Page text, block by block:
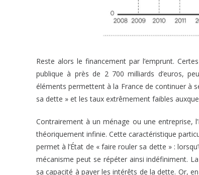
Reste alors le financement par l’emprunt.
publique à près de 2 700 milliards d’euros,
éléments permettent à la France de continuer à
sa dette » et les taux extrêmement faibles
Contrairement à un ménage ou une entreprise,
théoriquement infinie. Cette caractéristique
permet à l’État de « faire rouler sa dette » :
mécanisme peut se répéter ainsi indéfiniment.
sa capacité à payer les intérêts de la dette. Or,